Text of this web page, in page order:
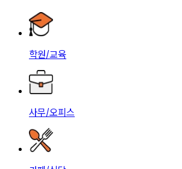
학원/교육
사무/오피스